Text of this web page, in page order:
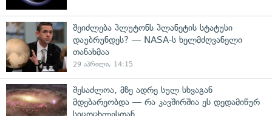
შეიძლება პლუტონს პლანეტის სტატუსი
დაუბრუნდეს? — NASA-ს ხელმძღვანელი
თანახმაა
29 აპრილი, 14:15
შესაძლოა, მზე ადრე სულ სხვაგან
მდებარეობდა — რა კავშირშია ეს დედამიწურ